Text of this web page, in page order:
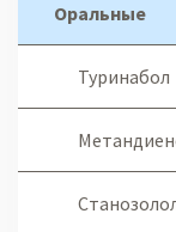
Оральные
Туринабол